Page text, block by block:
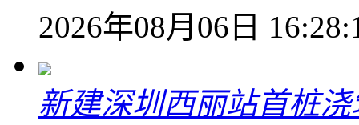
2026年08月06日
新建深圳西丽站首桩